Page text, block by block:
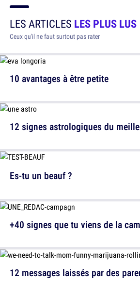
LES ARTICLES LES PLUS LUS
Ceux qu'il ne faut surtout pas rater
10 avantages à être petite
12 signes astrologiques du
12 messages laissés par des
Es-tu un beauf ?
+40 signes que tu viens de la